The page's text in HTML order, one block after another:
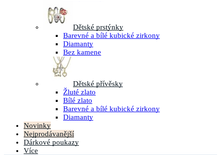
Dětské prstýnky
Barevné a bílé kubické zirkony
Diamanty
Bez kamene
Dětské přívěsky
Žluté zlato
Bílé zlato
Barevné a bílé kubické zirkony
Diamanty
Novinky
Nejprodávanější
Dárkové poukazy
Více